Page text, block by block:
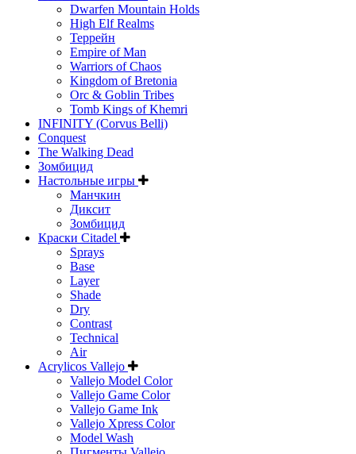
Dwarfen Mountain Holds
High Elf Realms
Террейн
Empire of Man
Warriors of Chaos
Kingdom of Bretonia
Orc & Goblin Tribes
Tomb Kings of Khemri
INFINITY (Corvus Belli)
Conquest
The Walking Dead
Зомбицид
Настольные игры
Манчкин
Диксит
Зомбицид
Краски Citadel
Sprays
Base
Layer
Shade
Dry
Contrast
Technical
Air
Acrylicos Vallejo
Vallejo Model Color
Vallejo Game Color
Vallejo Game Ink
Vallejo Xpress Color
Model Wash